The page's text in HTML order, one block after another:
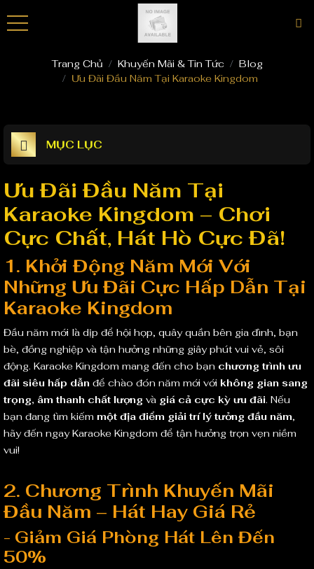
Phòng VIP
Khuyến Mãi
Trang Chủ
Khuyến Mãi & Tin Tức
Blog
Ưu Đãi Đầu Năm Tại Karaoke Kingdom
MỤC LỤC
Ưu Đãi Đầu Năm Tại
Karaoke Kingdom – Chơi
Cực Chất, Hát Hò Cực Đã!
1. Khởi Động Năm Mới Với
Những Ưu Đãi Cực Hấp Dẫn Tại
Karaoke Kingdom
Đầu năm mới là dịp để hội họp, quây quần bên gia đình, bạn
bè, đồng nghiệp và tận hưởng những giây phút vui vẻ, sôi
động. Karaoke Kingdom mang đến cho bạn chương trình ưu
đãi siêu hấp dẫn để chào đón năm mới với không gian sang
trọng, âm thanh chất lượng và giá cả cực kỳ ưu đãi. Nếu
bạn đang tìm kiếm một địa điểm giải trí lý tưởng đầu năm,
hãy đến ngay Karaoke Kingdom để tận hưởng trọn vẹn niềm
vui!
2. Chương Trình Khuyến Mãi
Đầu Năm – Hát Hay Giá Rẻ
- Giảm Giá Phòng Hát Lên Đến
50%